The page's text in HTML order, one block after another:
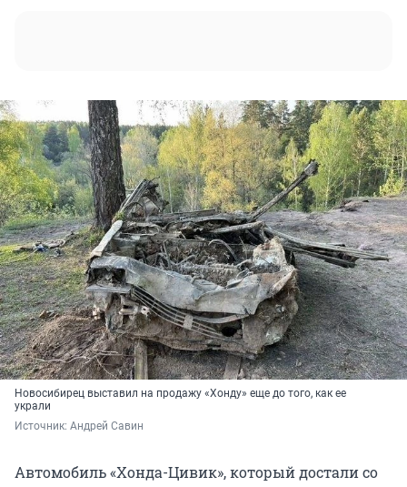
Новосибирец выставил на продажу «Хонду» еще до того, как ее
украли
Источник: Андрей Савин
Автомобиль «Хонда-Цивик», который достали со